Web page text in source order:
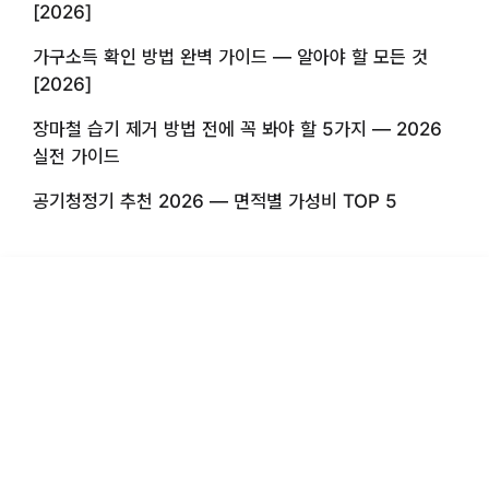
[2026]
가구소득 확인 방법 완벽 가이드 — 알아야 할 모든 것
[2026]
장마철 습기 제거 방법 전에 꼭 봐야 할 5가지 — 2026
실전 가이드
공기청정기 추천 2026 — 면적별 가성비 TOP 5